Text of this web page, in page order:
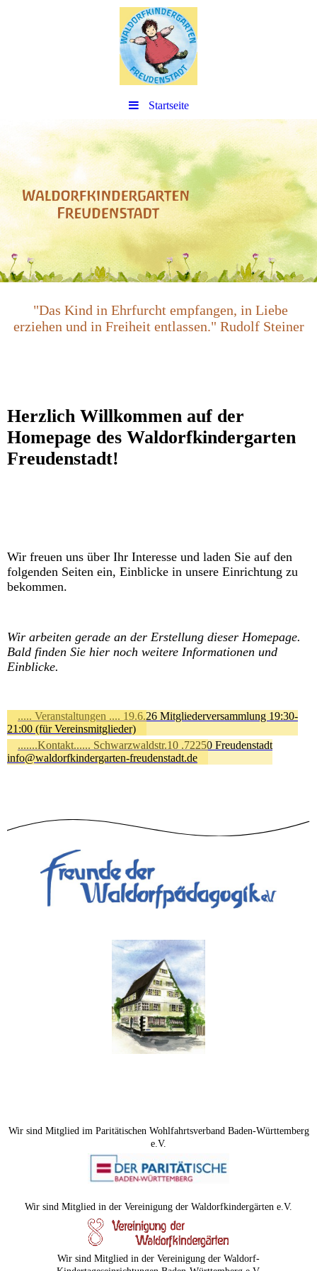
Startseite
"Das Kind in Ehrfurcht empfangen, in Liebe
erziehen und in Freiheit entlassen." Rudolf Steiner
Herzlich Willkommen auf der
Homepage des Waldorfkindergarten
Freudenstadt!
Wir freuen uns über Ihr Interesse und laden Sie auf den
folgenden Seiten ein, Einblicke in unsere Einrichtung zu
bekommen.
Wir arbeiten gerade an der Erstellung dieser Homepage.
Bald finden Sie hier noch weitere Informationen und
Einblicke.
..... Veranstaltungen .... 19.6.26 Mitgliederversammlung 19:30-
21:00 (für Vereinsmitglieder)
.......Kontakt...... Schwarzwaldstr.10 .72250 Freudenstadt
info@waldorfkindergarten-freudenstadt.de
Wir sind Mitglied im Paritätischen Wohlfahrtsverband Baden-Württemberg
e.V.
Wir sind Mitglied in der Vereinigung der Waldorfkindergärten e.V.
Wir sind Mitglied in der Vereinigung der Waldorf-